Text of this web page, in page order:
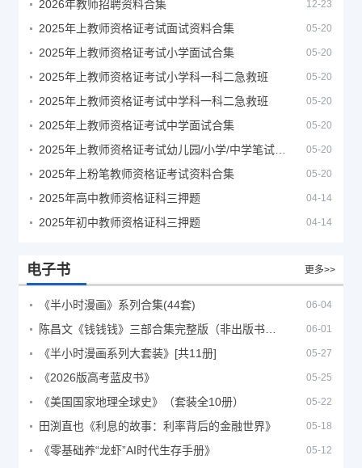
2026年教师招聘资料合集 12-23
2025年上教师资格证考试面试资料合集 05-20
2025年上教师资格证考试小学面试合集 05-20
2025年上教师资格证考试小学科一科二急救班 05-20
2025年上教师资格证考试中学科一科二急救班 05-20
2025年上教师资格证考试中学面试合集 05-20
05-20
2025年上粉笔教师资格证考试资料合集 05-20
2025年高中教师资格证科三押题 04-14
2025年初中教师资格证科三押题 04-14
电子书 更多>>
《半小时漫画》系列合集(44套) 06-04
06-01
《半小时漫画系列大套装》[共11册] 05-27
《2026版高考蓝皮书》 05-25
《美国国家地理全球史》（套装全10册） 05-22
田渕直也《利息的故事：利率背后的金融世界》 05-18
《零基础养“龙虾”AI时代生存手册》 05-12